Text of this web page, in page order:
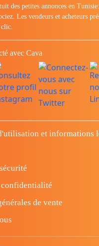
des petites annonces en
Les vendeurs et acheteurs
clic.
avec Cava
et informations
de vente